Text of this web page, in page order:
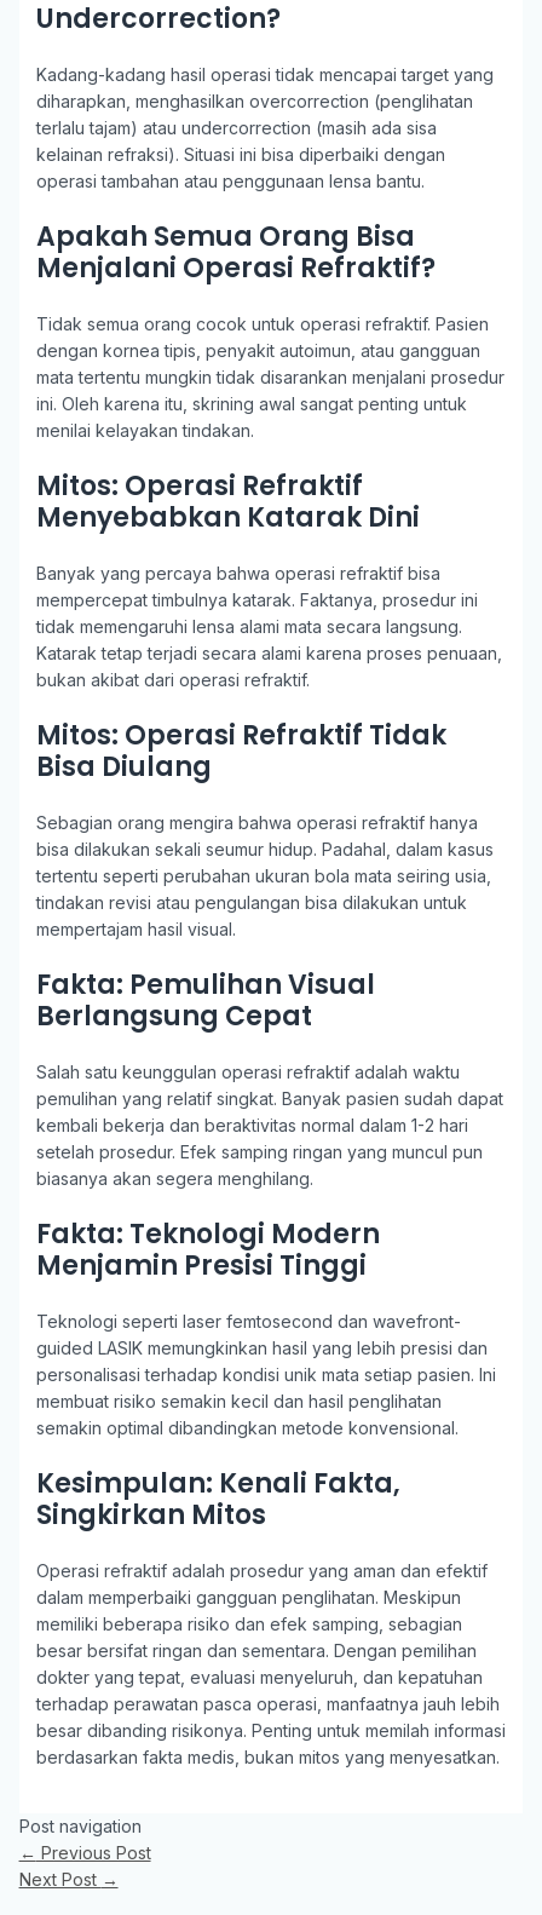
Undercorrection?
Kadang-kadang hasil operasi tidak mencapai target yang
diharapkan, menghasilkan overcorrection (penglihatan
terlalu tajam) atau undercorrection (masih ada sisa
kelainan refraksi). Situasi ini bisa diperbaiki dengan
operasi tambahan atau penggunaan lensa bantu.
Apakah Semua Orang Bisa
Menjalani Operasi Refraktif?
Tidak semua orang cocok untuk operasi refraktif. Pasien
dengan kornea tipis, penyakit autoimun, atau gangguan
mata tertentu mungkin tidak disarankan menjalani prosedur
ini. Oleh karena itu, skrining awal sangat penting untuk
menilai kelayakan tindakan.
Mitos: Operasi Refraktif
Menyebabkan Katarak Dini
Banyak yang percaya bahwa operasi refraktif bisa
mempercepat timbulnya katarak. Faktanya, prosedur ini
tidak memengaruhi lensa alami mata secara langsung.
Katarak tetap terjadi secara alami karena proses penuaan,
bukan akibat dari operasi refraktif.
Mitos: Operasi Refraktif Tidak
Bisa Diulang
Sebagian orang mengira bahwa operasi refraktif hanya
bisa dilakukan sekali seumur hidup. Padahal, dalam kasus
tertentu seperti perubahan ukuran bola mata seiring usia,
tindakan revisi atau pengulangan bisa dilakukan untuk
mempertajam hasil visual.
Fakta: Pemulihan Visual
Berlangsung Cepat
Salah satu keunggulan operasi refraktif adalah waktu
pemulihan yang relatif singkat. Banyak pasien sudah dapat
kembali bekerja dan beraktivitas normal dalam 1-2 hari
setelah prosedur. Efek samping ringan yang muncul pun
biasanya akan segera menghilang.
Fakta: Teknologi Modern
Menjamin Presisi Tinggi
Teknologi seperti laser femtosecond dan wavefront-
guided LASIK memungkinkan hasil yang lebih presisi dan
personalisasi terhadap kondisi unik mata setiap pasien. Ini
membuat risiko semakin kecil dan hasil penglihatan
semakin optimal dibandingkan metode konvensional.
Kesimpulan: Kenali Fakta,
Singkirkan Mitos
Operasi refraktif adalah prosedur yang aman dan efektif
dalam memperbaiki gangguan penglihatan. Meskipun
memiliki beberapa risiko dan efek samping, sebagian
besar bersifat ringan dan sementara. Dengan pemilihan
dokter yang tepat, evaluasi menyeluruh, dan kepatuhan
terhadap perawatan pasca operasi, manfaatnya jauh lebih
besar dibanding risikonya. Penting untuk memilah informasi
berdasarkan fakta medis, bukan mitos yang menyesatkan.
Post navigation
← Previous Post
Next Post →